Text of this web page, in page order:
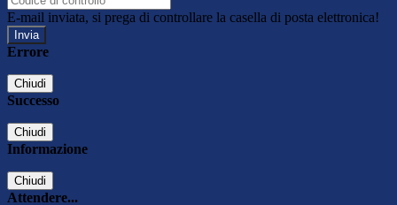
E-mail inviata, si prega di controllare la casella di posta elettronica!
Errore
Chiudi
Successo
Chiudi
Informazione
Chiudi
Attendere...